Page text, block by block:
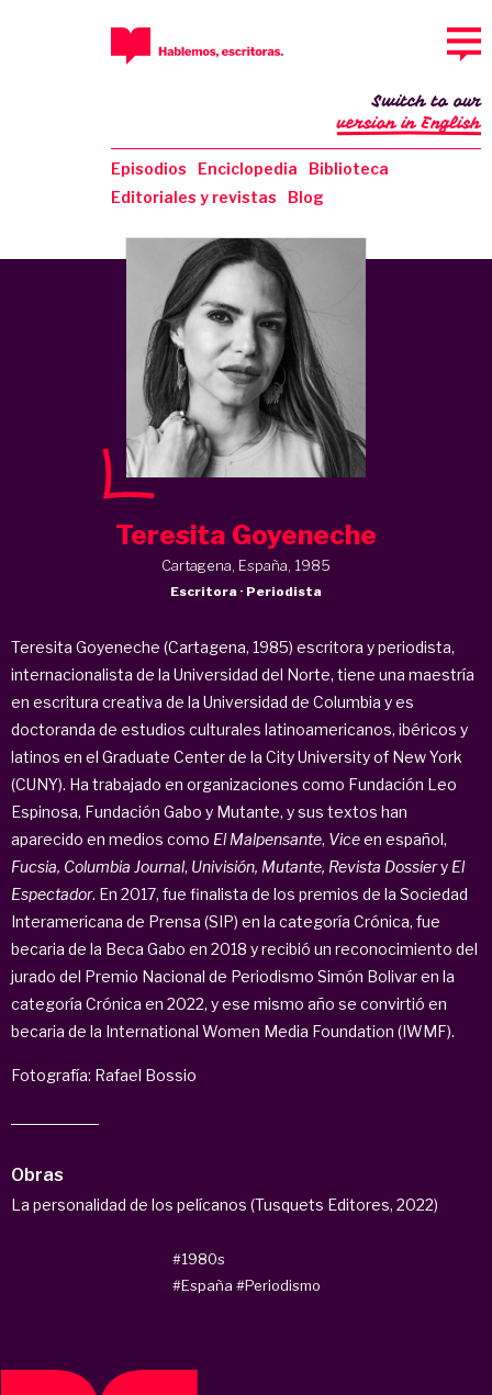
Episodios Enciclopedia
Biblioteca
Editoriales y revistas
Blog
Switch to our
version in English
Teresita Goyeneche
Cartagena, España, 1985
Escritora · Periodista
Teresita Goyeneche (Cartagena, 1985) escritora y periodista,
internacionalista de la Universidad del Norte, tiene una maestría
en escritura creativa de la Universidad de Columbia y es
doctoranda de estudios culturales latinoamericanos, ibéricos y
latinos en el Graduate Center de la City University of New York
(CUNY). Ha trabajado en organizaciones como Fundación Leo
Espinosa, Fundación Gabo y Mutante, y sus textos han
aparecido en medios como El Malpensante, Viceen español,
Fucsia, Columbia Journal, Univisión, Mutante, Revista Dossiery El
Espectador. En 2017, fue finalista de los premios de la Sociedad
Interamericana de Prensa (SIP) en la categoría Crónica, fue
becaria de la Beca Gabo en 2018 y recibió un reconocimiento del
jurado del Premio Nacional de Periodismo Simón Bolivar en la
categoría Crónica en 2022, y ese mismo año se convirtió en
becaria de la International Women Media Foundation (IWMF).
Fotografía: Rafael Bossio
Obras
La personalidad de los pelícanos (Tusquets Editores, 2022)
#1980s
#España #Periodismo